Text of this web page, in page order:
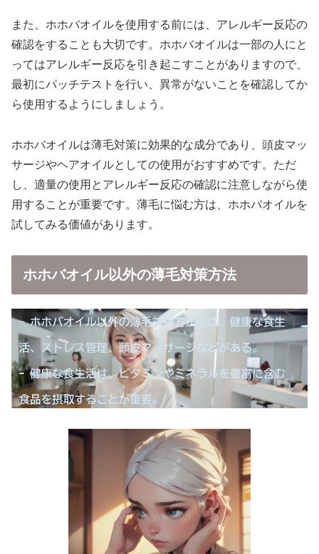
また、ホホバオイルを使用する前には、アレルギー反応の
確認をすることも大切です。ホホバオイルは一部の人にと
ってはアレルギー反応を引き起こすことがありますので、
最初にパッチテストを行い、異常がないことを確認してか
ら使用するようにしましょう。
ホホバオイルは薄毛対策に効果的な成分であり、頭皮マッ
サージやヘアオイルとしての使用がおすすめです。ただ
し、適量の使用とアレルギー反応の確認に注意しながら使
用することが重要です。薄毛に悩む方は、ホホバオイルを
試してみる価値があります。
ホホバオイル以外の薄毛対策方法